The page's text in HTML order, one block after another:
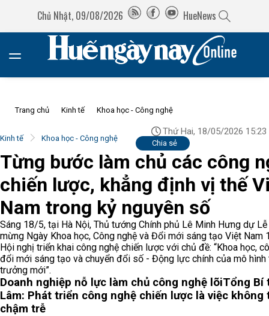
Chủ Nhật, 09/08/2026 HueNews
Trang chủ Kinh tế Khoa học - Công nghệ
Kinh tế Khoa học - Công nghệ
Thứ Hai, 18/05/2026 15:23
Chia sẻ
Từng bước làm chủ các công
chiến lược, khẳng định vị thế
Nam trong kỷ nguyên số
Sáng 18/5, tại Hà Nội, Thủ tướng Chính phủ Lê Minh Hưng dự Lễ
mừng Ngày Khoa học, Công nghệ và Đổi mới sáng tạo Việt Nam
Hội nghị triển khai công nghệ chiến lược với chủ đề: “Khoa học,
đổi mới sáng tạo và chuyển đổi số - Động lực chính của mô hình
trưởng mới”.
Doanh nghiệp nỗ lực làm chủ công nghệ lõiTổng Bí
Lâm: Phát triển công nghệ chiến lược là việc không
chậm trễ